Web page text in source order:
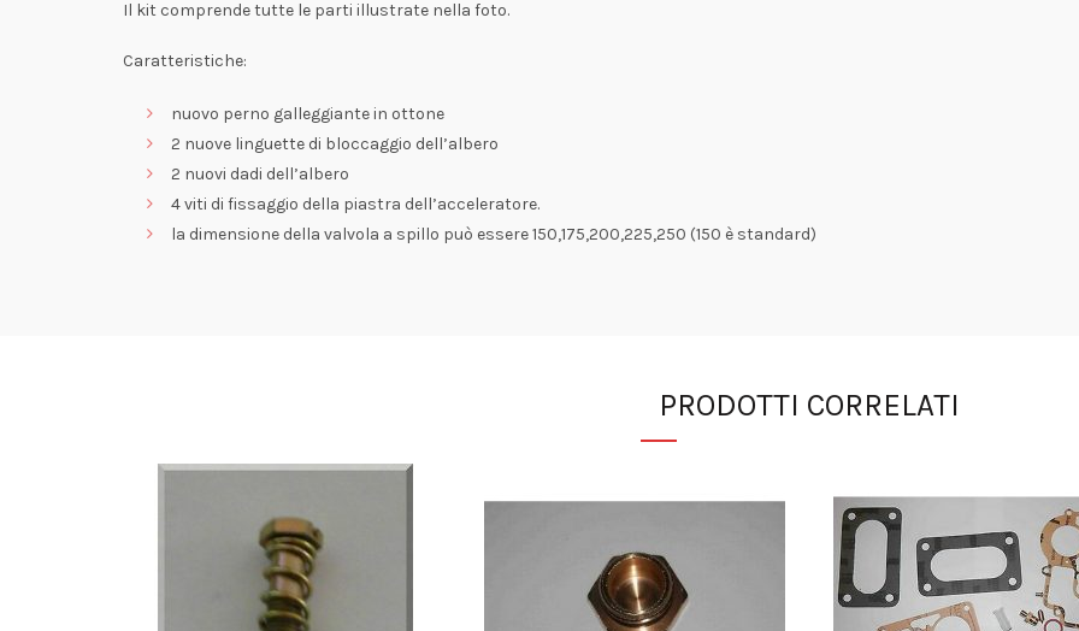
Il kit comprende tutte le parti illustrate nella foto.
Caratteristiche:
nuovo perno galleggiante in ottone
2 nuove linguette di bloccaggio dell’albero
2 nuovi dadi dell’albero
4 viti di fissaggio della piastra dell’acceleratore.
la dimensione della valvola a spillo può essere 150,175,200,225,250 (150 è standard)
PRODOTTI CORRELATI